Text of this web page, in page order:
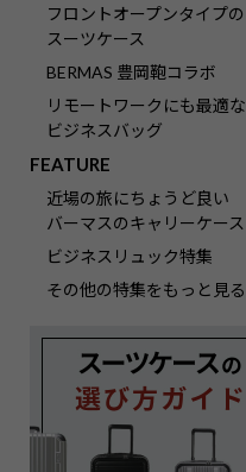
フロントオープンタイプの
スーツケース
BERMAS 豊岡鞄コラボ
リモートワークにも最適な
ビジネスバッグ
FEATURE
近場の旅にちょうど良い
バーマスのキャリーケース
ビジネスリュック特集
その他の特集をもっと見る